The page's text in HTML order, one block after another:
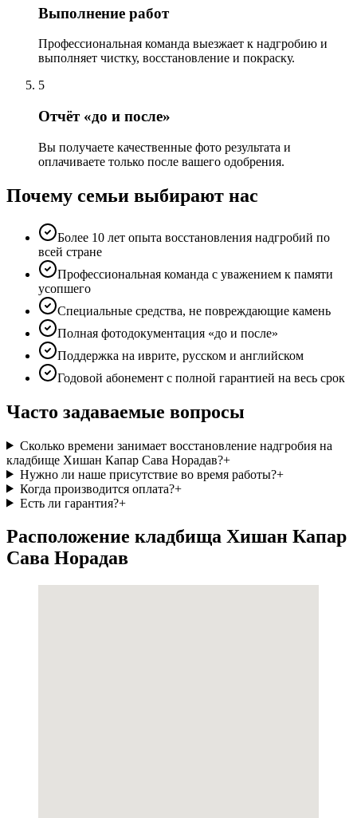
Выполнение работ
Профессиональная команда выезжает к надгробию и
выполняет чистку, восстановление и покраску.
5
Отчёт «до и после»
Вы получаете качественные фото результата и
оплачиваете только после вашего одобрения.
Почему семьи выбирают нас
Более 10 лет опыта восстановления надгробий по
всей стране
Профессиональная команда с уважением к памяти
усопшего
Специальные средства, не повреждающие камень
Полная фотодокументация «до и после»
Поддержка на иврите, русском и английском
Годовой абонемент с полной гарантией на весь срок
Часто задаваемые вопросы
Сколько времени занимает восстановление надгробия на
кладбище Хишан Капар Сава Норадав?+
Нужно ли наше присутствие во время работы?+
Когда производится оплата?+
Есть ли гарантия?+
Расположение кладбища Хишан Капар
Сава Норадав